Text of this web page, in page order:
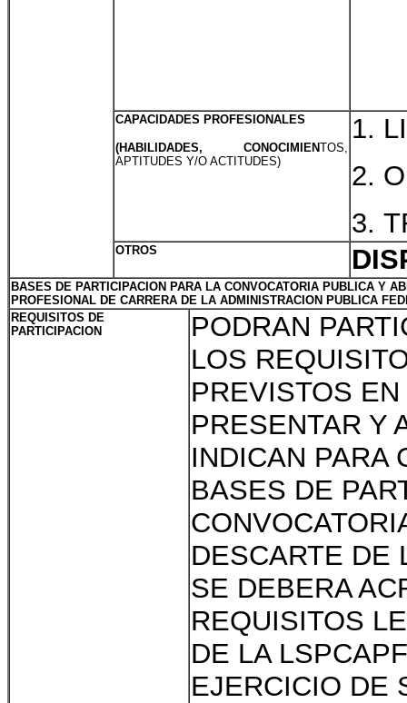
CAPACIDADES PROFESIONALES
(HABILIDADES, CONOCIMIENTOS,
APTITUDES Y/O ACTITUDES)
1.
2.
3.
OTROS
BASES DE PARTICIPACION PARA LA CONVOCATORIA PUBLICA Y
PROFESIONAL DE CARRERA DE LA ADMINISTRACION PUBLICA
REQUISITOS DE
PARTICIPACION
PODRAN
LOS
PREVISTOS
PRESENTAR Y
INDICAN PARA
BASES DE
DESCARTE DE
SE DEBERA
REQUISITOS
DE LA
EJERCICIO DE